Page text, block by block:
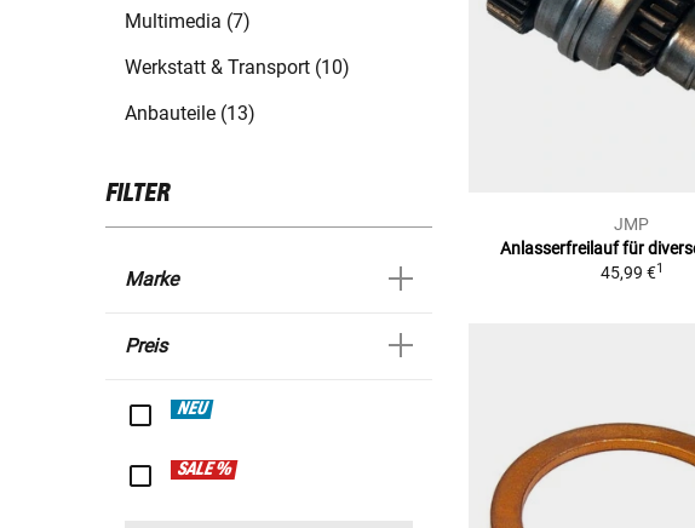
Multimedia (7)
Werkstatt & Transport (10)
Anbauteile (13)
FILTER
Marke
Preis
NEU
SALE %
JMP
Anlasserfreilauf für
45,99 €1